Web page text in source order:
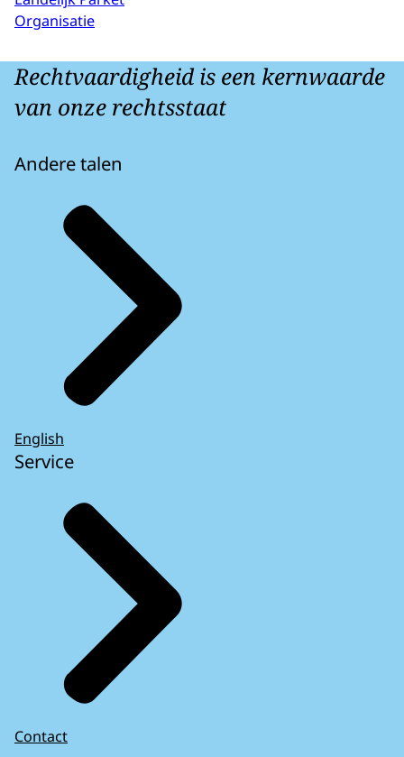
Organisatie
Rechtvaardigheid is een kernwaarde
van onze rechtsstaat
Andere talen
English
Service
Contact